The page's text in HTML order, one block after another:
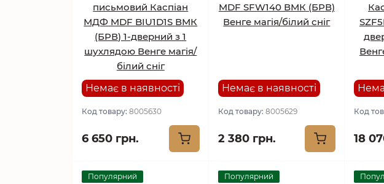
письмовий Каспіан
МДФ MDF BIU1D1S ВМК
(БРВ) 1-дверний з 1
шухлядою Венге магія/
білий сніг
Немає в наявності
Код товару: 8005630
6 650 грн.
MDF SFW140 ВМК (БРВ)
Венге магія/білий сніг
Немає в наявності
Код товару: 8005629
2 380 грн.
Код
18
Популярний Популярний